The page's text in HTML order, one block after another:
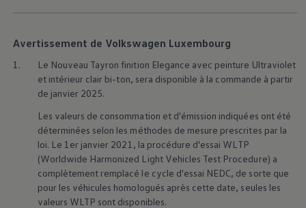
Avertissement de Volkswagen Luxembourg
1.
Le Nouveau Tayron finition Elegance avec peinture Ultraviolet
et intérieur clair bi-ton, sera disponible à la commande à partir
de janvier 2025.
Les valeurs de consommation et d'émission indiquées ont été
déterminées selon les méthodes de mesure prescrites par la
loi. Le 1er janvier 2021, la procédure d'essai WLTP
(Worldwide Harmonized Light Vehicles Test Procedure) a
complètement remplacé le cycle d'essai NEDC, de sorte que
pour les véhicules homologués après cette date, seules les
valeurs WLTP sont disponibles.